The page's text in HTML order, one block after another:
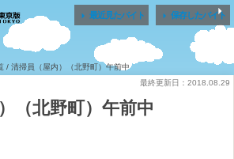
 最近見たバイト  保存したバイト
/ 清掃員（屋内）（北野町）午前中
最終更新日：2018.08.29
（北野町）午前中